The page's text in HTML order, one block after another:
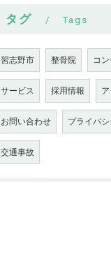
タグ Tags
習志野市 整骨院 コン
サービス 採用情報
お問い合わせ プライバ
交通事故